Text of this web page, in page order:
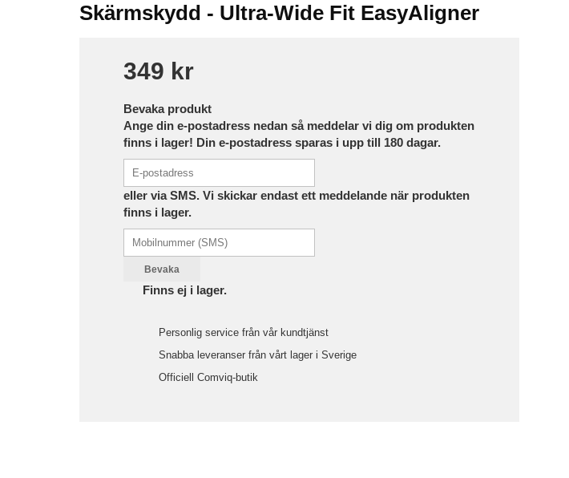
Skärmskydd - Ultra-Wide Fit EasyAligner
349 kr
Bevaka produkt
Ange din e-postadress nedan så meddelar vi dig om produkten
finns i lager! Din e-postadress sparas i upp till 180 dagar.
eller via SMS. Vi skickar endast ett meddelande när produkten
finns i lager.
Bevaka
Finns ej i lager.
Personlig service från vår kundtjänst
Snabba leveranser från vårt lager i Sverige
Officiell Comviq-butik